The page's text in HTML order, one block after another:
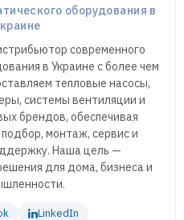
оборудования в
современного
в Украине с более чем
тепловые насосы,
системы вентиляции и
брендов, обеспечивая
монтаж, сервис и
Наша цель —
для дома, бизнеса и
LinkedIn